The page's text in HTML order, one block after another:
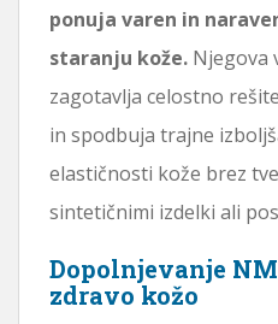
ponuja varen in
staranju kože. Njegova
zagotavlja celostno
in spodbuja trajne
elastičnosti kože brez
sintetičnimi izdelki ali
Dopolnjevanje
zdravo kožo